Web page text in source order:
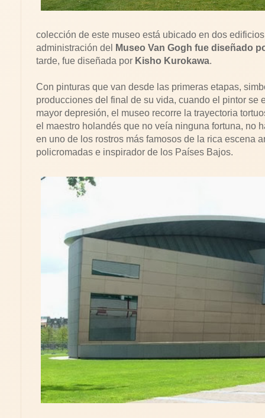
colección de este museo está ubicado en dos
administración del
Museo Van Gogh fue diseñado
tarde, fue diseñada por Kisho Kurokawa.
Con pinturas que van desde las primeras etapas,
producciones del final de su vida, cuando el pintor se
mayor depresión, el museo recorre la trayectoria
el maestro holandés que no veía ninguna fortuna, no
en uno de los rostros más famosos de la rica escena
policromadas e inspirador de los Países Bajos.